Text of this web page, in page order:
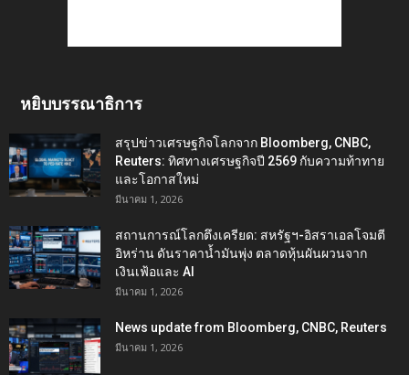
หยิบบรรณาธิการ
สรุปข่าวเศรษฐกิจโลกจาก Bloomberg, CNBC,
Reuters: ทิศทางเศรษฐกิจปี 2569 กับความท้าทาย
และโอกาสใหม่
มีนาคม 1, 2026
สถานการณ์โลกตึงเครียด: สหรัฐฯ-อิสราเอลโจมตี
อิหร่าน ดันราคาน้ำมันพุ่ง ตลาดหุ้นผันผวนจาก
เงินเฟ้อและ AI
มีนาคม 1, 2026
News update from Bloomberg, CNBC, Reuters
มีนาคม 1, 2026